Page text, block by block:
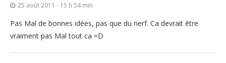
25 août 2011 - 15 h 54 min
Pas Mal de bonnes idées, pas que du nerf. Ca devrait être
vraiment pas Mal tout ca =D